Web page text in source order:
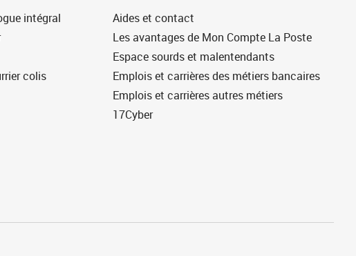
intégral
colis
Aides et contact
Les avantages de Mon Compte La Poste
Espace sourds et malentendants
Emplois et carrières des métiers bancaires
Emplois et carrières autres métiers
17Cyber